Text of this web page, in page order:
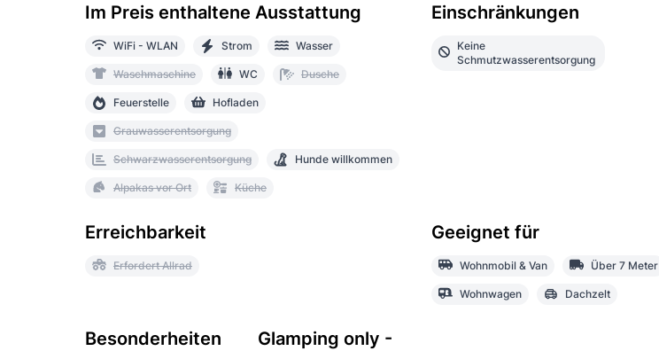
Im Preis enthaltene Ausstattung
WiFi - WLAN Strom Wasser
Waschmaschine WC Dusche
Feuerstelle Hofladen
Grauwasserentsorgung
Schwarzwasserentsorgung Hunde willkommen
Alpakas vor Ort Küche
Einschränkungen
Keine
Schmutzwasserentsorgung
Erreichbarkeit
Erfordert Allrad
Geeignet für
Wohnmobil & Van Über 7 Meter
Wohnwagen Dachzelt
Besonderheiten
Glamping only -